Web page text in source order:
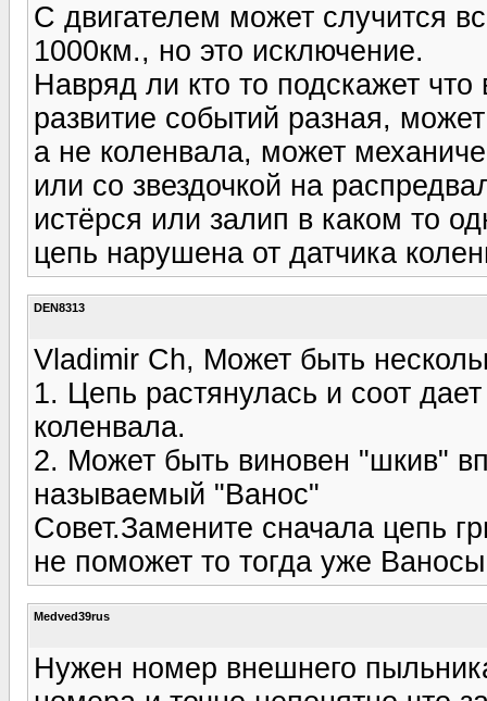
С двигателем может случится
1000км., но это исключение.
Навряд ли кто то подскажет
развитие событий разная,
а не коленвала, может
или со звездочкой на
истёрся или залип в каком то
цепь нарушена от датчика
DEN8313
Vladimir Ch, Может быть
1. Цепь растянулась и соот
коленвала.
2. Может быть виновен "шкив"
называемый "Ванос"
Совет.Замените сначала цепь
не поможет то тогда уже
Medved39rus
Нужен номер внешнего